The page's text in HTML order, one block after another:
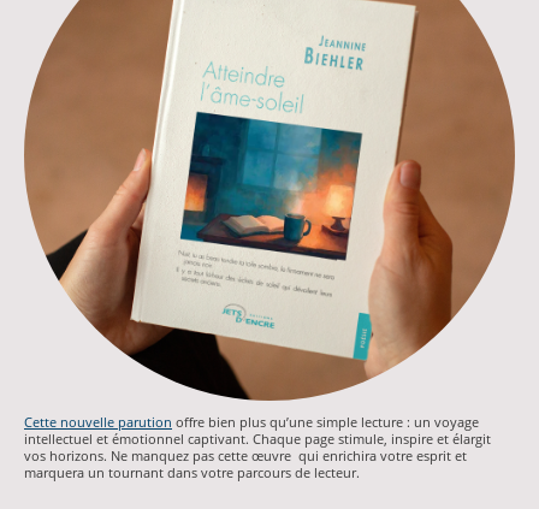
Cette nouvelle parution offre bien plus qu’une simple lecture : un voyage
intellectuel et émotionnel captivant. Chaque page stimule, inspire et élargit
vos horizons. Ne manquez pas cette œuvre qui enrichira votre esprit et
marquera un tournant dans votre parcours de lecteur.